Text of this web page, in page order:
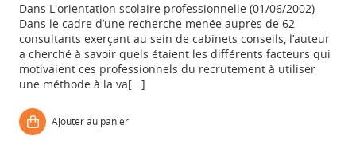
Dans L'orientation scolaire professionnelle (01/06/2002)
Dans le cadre d’une recherche menée auprès de 62
consultants exerçant au sein de cabinets conseils, l’auteur
a cherché à savoir quels étaient les différents facteurs qui
motivaient ces professionnels du recrutement à utiliser
une méthode à la va[...]
Ajouter au panier